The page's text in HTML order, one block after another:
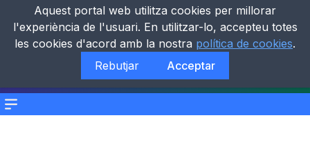
Menu
Aquest portal web utilitza cookies per millorar
l'experiència de l'usuari. En utilitzar-lo, accepteu totes
les cookies d'acord amb la nostra política de cookies.
Rebutjar
Acceptar